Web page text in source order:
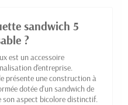
sandwich 5
?
est un accessoire
d'entreprise.
présente une construction à
dotée d'un sandwich de
aspect bicolore distinctif.